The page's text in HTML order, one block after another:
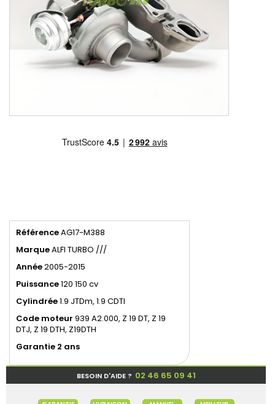
RéférenceAG17-M388
MarqueALFI TURBO ///
Année2005-2015
Puissance120 150 cv
Cylindrée1.9 JTDm, 1.9 CDTI
Code moteur 939 A2.000, Z 19 DT, Z 19
DTJ, Z 19 DTH, Z19DTH
Garantie 2 ans
BESOIN D'AIDE ? 02 46 65 09 41